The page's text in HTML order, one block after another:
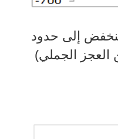
إلى حدود
العجز الجملي)